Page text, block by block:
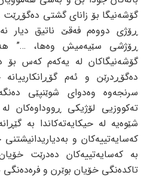
گۆشه‌نیگا بۆ زانای گشتی
ڕۆژی دووه‌م فه‌قێ ناتیق دیار
ڕۆژشی سێیه‌میش وه‌ها، …”
گۆشه‌نیگاکان له‌ یه‌که‌م که‌س
ده‌گۆڕدرێن و ئه‌م
سرنجه‌وه‌ وه‌دوای شوێنپێی
ته‌کووزیی لۆژیکی
شێوه‌یه‌ له‌ حیکایه‌ته‌کاندا به‌
که‌سایه‌تییه‌کان و
به‌ که‌سایه‌تییه‌کان ده‌درێت
تاکده‌نگی خۆیان بوێرن و